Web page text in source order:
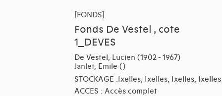
[FONDS]
Fonds De Vestel , cote
1_DEVES
De Vestel, Lucien (1902 - 1967)
Janlet, Emile ()
STOCKAGE :Ixelles, Ixelles, Ixelles, Ixelles
ACCES : Accès complet